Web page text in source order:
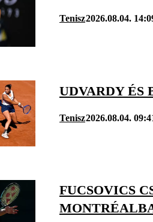
Tenisz2026.08.04.
UDVARDY ÉS
Tenisz2026.08.04.
FUCSOVICS